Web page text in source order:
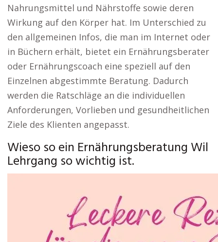
Nahrungsmittel und Nährstoffe sowie deren
Wirkung auf den Körper hat. Im Unterschied zu
den allgemeinen Infos, die man im Internet oder
in Büchern erhält, bietet ein Ernährungsberater
oder Ernährungscoach eine speziell auf den
Einzelnen abgestimmte Beratung. Dadurch
werden die Ratschläge an die individuellen
Anforderungen, Vorlieben und gesundheitlichen
Ziele des Klienten angepasst.
Wieso so ein Ernährungsberatung Wil
Lehrgang so wichtig ist.